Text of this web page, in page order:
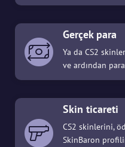
Gerçek para
Ya da CS2
ve ardından
Skin ticareti
CS2 skinlerini,
SkinBaron